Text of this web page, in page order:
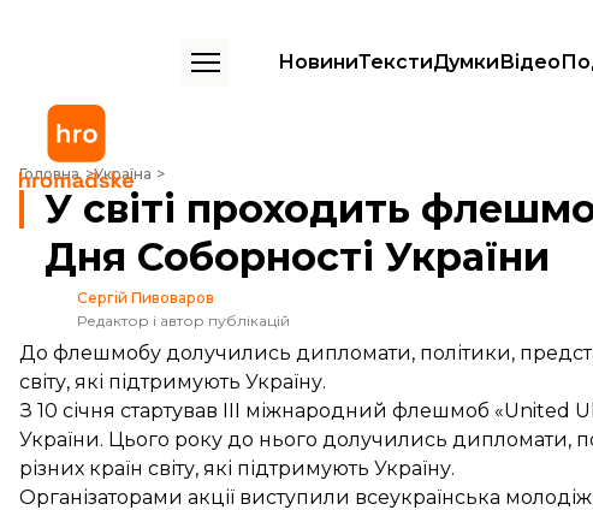
НовиниТекстиДумкиВідео
Головна Україна
У світі проходить флешмоб «United Ukraine» до Дня Соборності України
У світі проходить
Дня Соборності України
Сергій Пивоваров
Редактор і автор публікацій
До флешмобу долучились дипломати, політики,
світу, які підтримують Україну.
З 10 січня стартував ІІІ міжнародний флешмоб
України. Цього року до нього долучились дипломати,
різних країн світу, які підтримують Україну.
Організаторами акції виступили всеукраїнська